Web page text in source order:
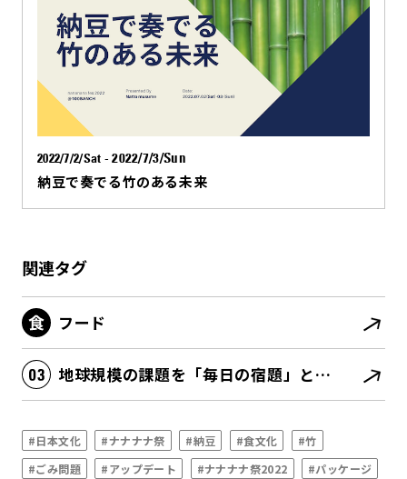
2022/7/2/Sat - 2022/7/3/Sun
納豆で奏でる竹のある未来
関連タグ
フード
地球規模の課題を「毎日の宿題」としてローカルに解決を図る
#日本文化 #ナナナナ祭 #納豆 #食文化
#竹
#ごみ問題
#アップデート #ナナナナ祭2022
#パッケージ